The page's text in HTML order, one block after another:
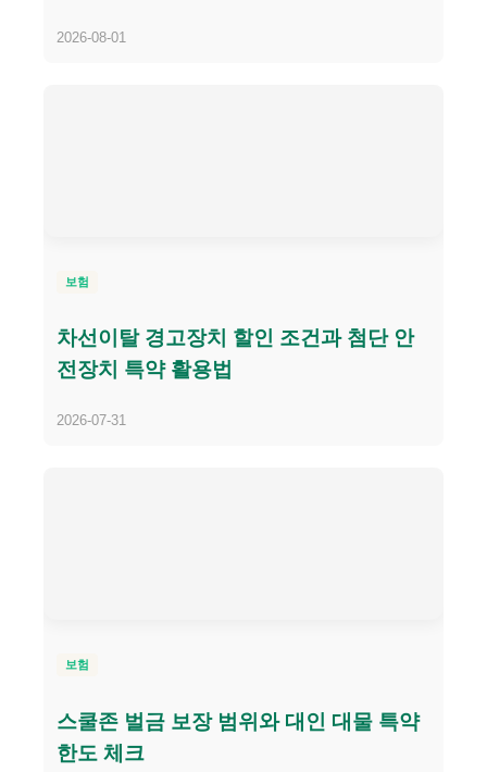
2026-08-01
보험
차선이탈 경고장치 할인 조건과 첨단 안
전장치 특약 활용법
2026-07-31
보험
스쿨존 벌금 보장 범위와 대인 대물 특약
한도 체크